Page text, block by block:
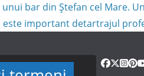
unui bar din Ștefan cel Mare.
este important detartrajul